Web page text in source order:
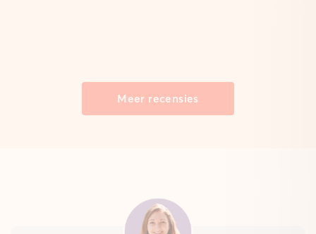
Meer recensies